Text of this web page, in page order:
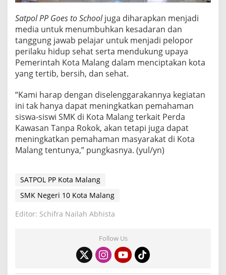
Satpol PP Goes to Schooljuga diharapkan menjadi
media untuk menumbuhkan kesadaran dan
tanggung jawab pelajar untuk menjadi pelopor
perilaku hidup sehat serta mendukung upaya
Pemerintah Kota Malang dalam menciptakan kota
yang tertib, bersih, dan sehat.
“Kami harap dengan diselenggarakannya kegiatan
ini tak hanya dapat meningkatkan pemahaman
siswa-siswi SMK di Kota Malang terkait Perda
Kawasan Tanpa Rokok, akan tetapi juga dapat
meningkatkan pemahaman masyarakat di Kota
Malang tentunya,” pungkasnya. (yul/yn)
SATPOL PP Kota Malang
SMK Negeri 10 Kota Malang
Editor: Schifra Nailah Abhista
Follow Us